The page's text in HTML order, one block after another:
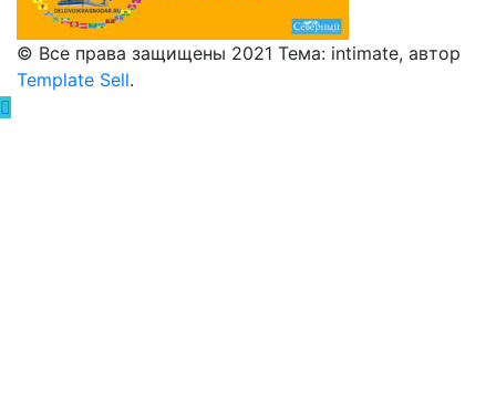
© Все права защищены 2021 Тема: intimate, автор
Template Sell.